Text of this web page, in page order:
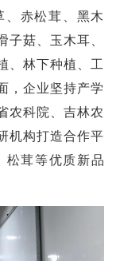
赤松茸、黑木
子菇、玉木耳、
、林下种植、工
，企业坚持产学
农科院、吉林农
机构打造合作平
松茸等优质新品